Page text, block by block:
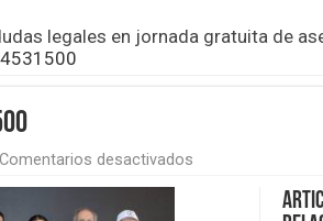
legales en jornada gratuita de
Comentarios desactivadosen